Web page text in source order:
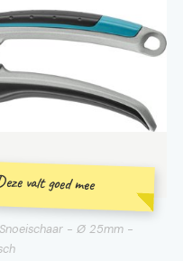
valt goed mee
- Ø 25mm -